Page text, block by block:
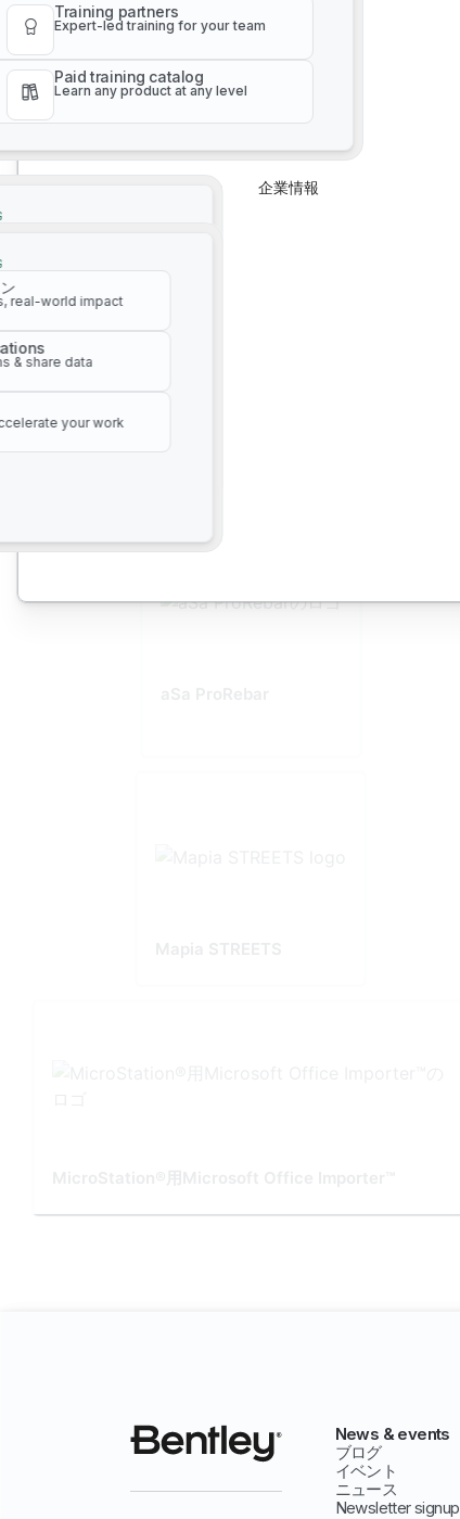
Paid training catalog
Training partners
Expert-led training for your team
Paid training catalog
Learn any product at any level
企業情報
real-world impact
& share data
your work
News & events
ブログ
イベント
ニュース
Newsletter signup